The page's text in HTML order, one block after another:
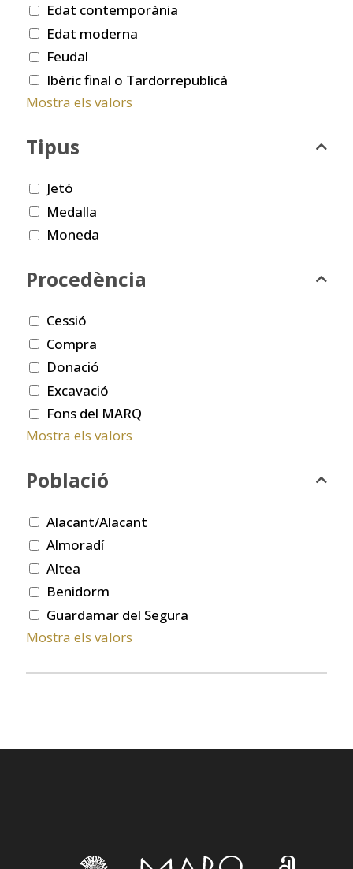
Edat contemporània
Edat moderna
Feudal
Ibèric final o Tardorrepublicà
Mostra els valors
Tipus
Jetó
Medalla
Moneda
Procedència
Cessió
Compra
Donació
Excavació
Fons del MARQ
Mostra els valors
Població
Alacant/Alacant
Almoradí
Altea
Benidorm
Guardamar del Segura
Mostra els valors